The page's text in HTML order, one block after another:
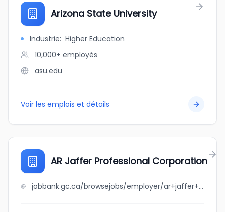
Arizona State University
Industrie: Higher Education
10,000+ employés
asu.edu
Voir les emplois et détails
AR Jaffer Professional Corporation
jobbank.gc.ca/browsejobs/employer/ar+jaffer+professional+corporation/ca